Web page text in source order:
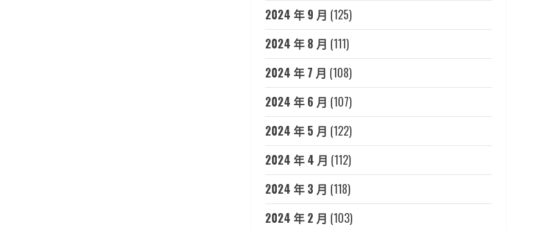
2024 年 9 月 (125)
2024 年 8 月 (111)
2024 年 7 月 (108)
2024 年 6 月 (107)
2024 年 5 月 (122)
2024 年 4 月 (112)
2024 年 3 月 (118)
2024 年 2 月 (103)